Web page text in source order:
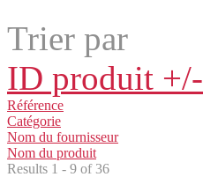
Trier par
ID produit +/-
Référence
Catégorie
Nom du fournisseur
Nom du produit
Results 1 - 9 of 36